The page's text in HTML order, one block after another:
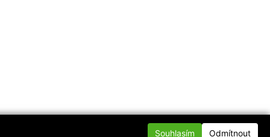
Souhlasím Odmítnout